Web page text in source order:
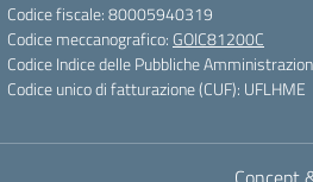
Codice fiscale: 80005940319
Codice meccanografico: GOIC81200C
Codice Indice delle Pubbliche
Codice unico di fatturazione (CUF): UFLHME